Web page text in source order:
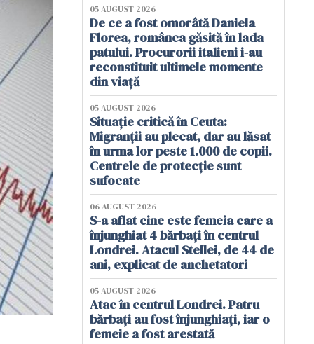
05 AUGUST 2026
De ce a fost omorâtă Daniela
Florea, românca găsită în lada
patului. Procurorii italieni i-au
reconstituit ultimele momente
din viață
05 AUGUST 2026
Situație critică în Ceuta:
Migranții au plecat, dar au lăsat
în urma lor peste 1.000 de copii.
Centrele de protecție sunt
sufocate
06 AUGUST 2026
S-a aflat cine este femeia care a
înjunghiat 4 bărbați în centrul
Londrei. Atacul Stellei, de 44 de
ani, explicat de anchetatori
05 AUGUST 2026
Atac în centrul Londrei. Patru
bărbați au fost înjunghiați, iar o
femeie a fost arestată